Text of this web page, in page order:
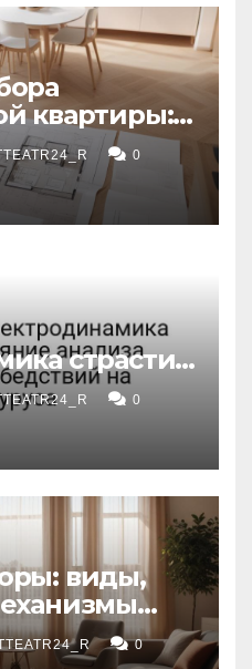
квартиры:
0
страсти:
на
0
виды,
уход
0